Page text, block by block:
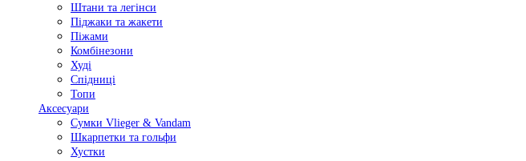
Штани та легінси
Піджаки та жакети
Піжами
Комбінезони
Худі
Спідниці
Топи
Аксесуари
Сумки Vlieger & Vandam
Шкарпетки та гольфи
Хустки